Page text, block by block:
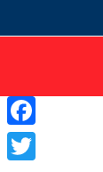
Facebook